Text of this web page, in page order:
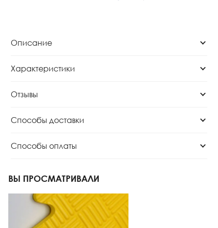
Описание
Характеристики
Отзывы
Способы доставки
Способы оплаты
ВЫ ПРОСМАТРИВАЛИ